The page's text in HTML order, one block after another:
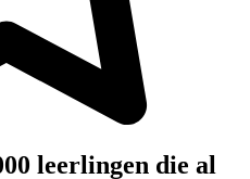
leerlingen die al